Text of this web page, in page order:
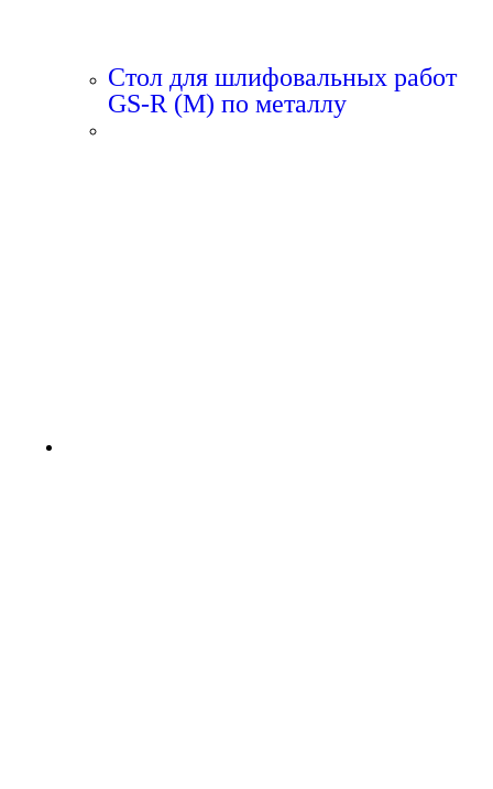
Стол для шлифовальных работ
GS-R (M) по металлу